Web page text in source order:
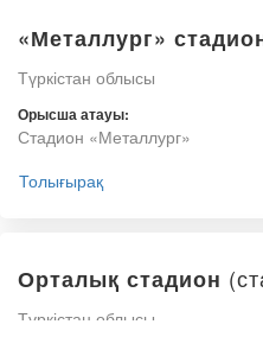
«Металлург»
Түркістан облысы
Орысша атауы:
Стадион «Металлург»
Толығырақ
Орталық стадион
Түркістан облысы